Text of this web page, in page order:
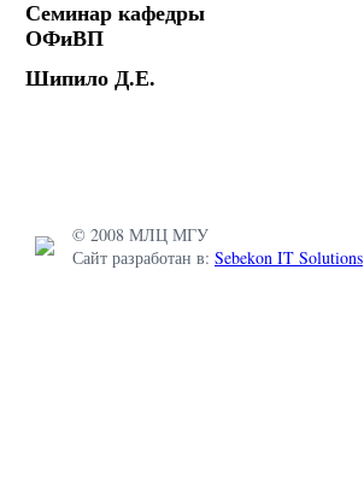
Семинар кафедры
ОФиВП
Шипило Д.Е.
© 2008 МЛЦ МГУ
Сайт разработан в: Sebekon IT Solutions